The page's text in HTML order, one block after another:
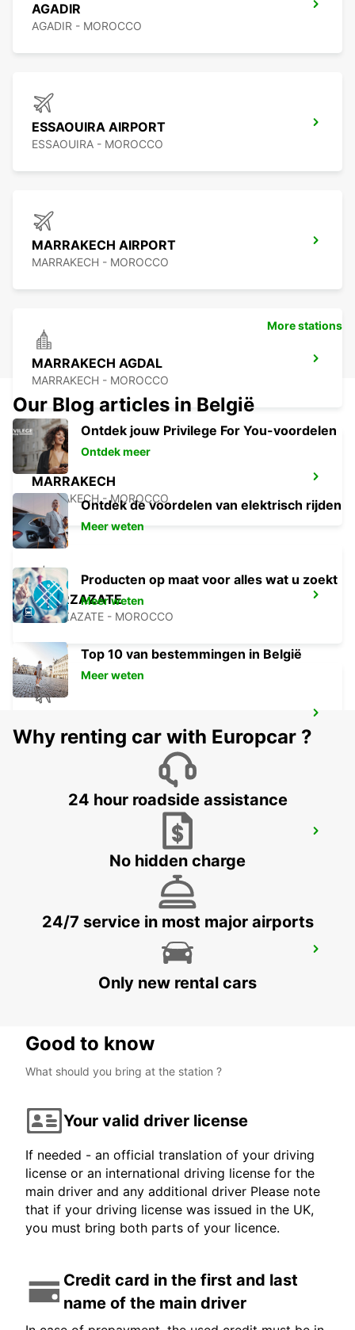
AGADIR
AGADIR - MOROCCO
ESSAOUIRA AIRPORT
ESSAOUIRA - MOROCCO
MARRAKECH AIRPORT
MARRAKECH - MOROCCO
MARRAKECH AGDAL
MARRAKECH - MOROCCO
MARRAKECH
MARRAKECH - MOROCCO
OUARZAZATE
OUARZAZATE - MOROCCO
OUARZAZATE - MOROCCO
RABAT - MOROCCO
CASABLANCA AIRPORT
More stations
Our Blog articles in België
Ontdek jouw Privilege For You-voordelen
Ontdek meer
Ontdek de voordelen van elektrisch rijden
Meer weten
Producten op maat voor alles wat u zoekt
Meer weten
Top 10 van bestemmingen in België
Meer weten
Why renting car with Europcar ?
24 hour roadside assistance
No hidden charge
24/7 service in most major airports
Only new rental cars
Good to know
What should you bring at the station ?
Your valid driver license
If needed - an official translation of your driving
license or an international driving license for the
main driver and any additional driver Please note
that if your driving license was issued in the UK,
you must bring both parts of your licence.
Credit card in the first and last
name of the main driver